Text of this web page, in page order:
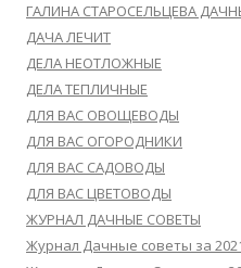
ГАЛИНА СТАРОСЕЛЬЦЕВА
ДАЧА ЛЕЧИТ
ДЕЛА НЕОТЛОЖНЫЕ
ДЕЛА ТЕПЛИЧНЫЕ
ДЛЯ ВАС ОВОЩЕВОДЫ
ДЛЯ ВАС ОГОРОДНИКИ
ДЛЯ ВАС САДОВОДЫ
ДЛЯ ВАС ЦВЕТОВОДЫ
ЖУРНАЛ ДАЧНЫЕ СОВЕТЫ
Журнал Дачные советы за